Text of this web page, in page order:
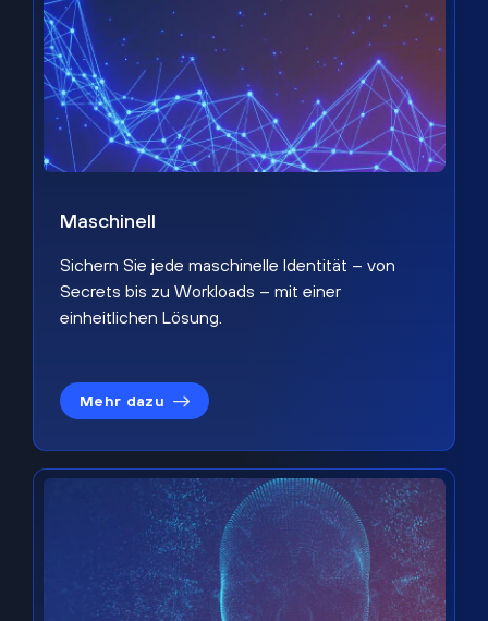
Maschinell
Sichern Sie jede maschinelle Identität – von
Secrets bis zu Workloads – mit einer
einheitlichen Lösung.
Mehr dazu